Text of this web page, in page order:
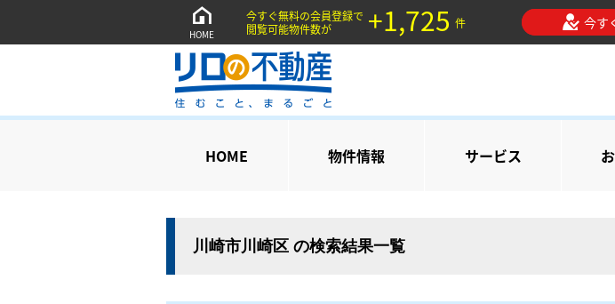
HOME
今すぐ無料の会員登録で
閲覧可能物件数が
+1,725 件 今す
HOME 物件情報 サービス
川崎市川崎区 の検索結果一覧